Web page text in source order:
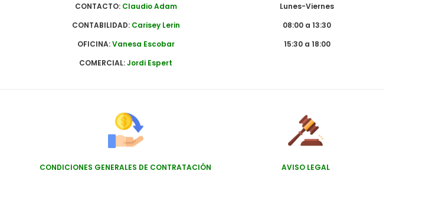
CONTACTO: Claudio Adam
CONTABILIDAD: Carisey Lerin
OFICINA:Vanesa Escobar
COMERCIAL:Jordi Espert
Lunes-Viernes
08:00 a 13:30
15:30 a 18:00
CONDICIONES GENERALES DE CONTRATACIÓN AVISO LEGAL